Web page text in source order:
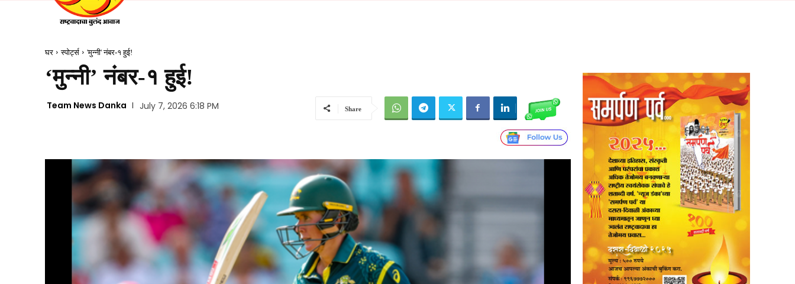
घर स्पोर्ट्स 'मुन्नी' नंबर-१ हुई!
‘मुन्नी’ नंबर-१ हुई!
Team News Danka July 7, 2026 6:18 PM Share